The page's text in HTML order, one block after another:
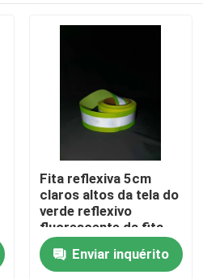
Fita reflexiva 5cm
claros altos da tela do
verde reflexivo
fluorescente da fita
do Webbing
Enviar inquérito